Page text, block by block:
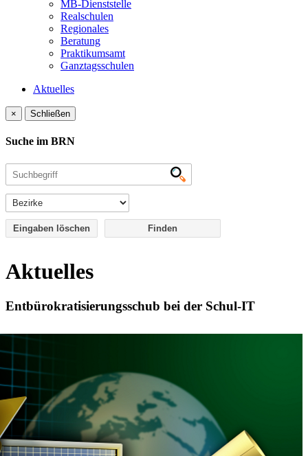
MB-Dienststelle
Realschulen
Regionales
Beratung
Praktikumsamt
Ganztagsschulen
Aktuelles
× Schließen
Suche im BRN
Eingaben löschen
Aktuelles
Entbürokratisierungsschub bei der Schul-IT